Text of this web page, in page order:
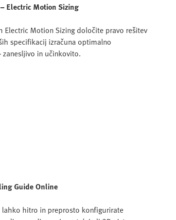
Electric Motion Sizing
Motion Sizing določite pravo rešitev
specifikacij izračuna optimalno
in učinkovito.
Guide Online
hitro in preprosto konfigurirate